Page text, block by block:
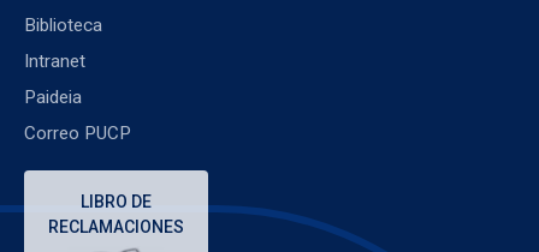
Biblioteca
Intranet
Paideia
Correo PUCP
LIBRO DE
RECLAMACIONES